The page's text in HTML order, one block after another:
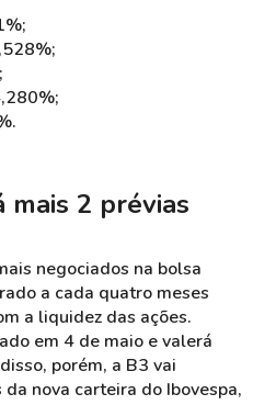
mais 2 prévias
negociados na bolsa
a cada quatro meses
a liquidez das ações.
em 4 de maio e valerá
porém, a B3 vai
nova carteira do Ibovespa,